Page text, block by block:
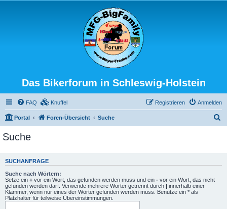
Das Bikerforum in Schleswig-Holstein
FAQ Knuffel Anmelden
Registrieren
Portal Foren-Übersicht Suche
e
Suche
SUCHANFRAGE
Suche nach Wörtern:
Setze ein + vor ein Wort, das gefunden werden muss und ein - vor ein Wort, das nicht
gefunden werden darf. Verwende mehrere Wörter getrennt durch | innerhalb einer
Klammer, wenn nur eines der Wörter gefunden werden muss. Benutze ein * als
Platzhalter für teilweise Übereinstimmungen.